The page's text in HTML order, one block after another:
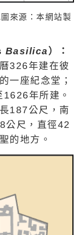
來源：本網站製
Basilica）：
326年建在彼
一座紀念堂；
1626年所建。
187公尺 ，南
公尺 ，直徑42
的地方。